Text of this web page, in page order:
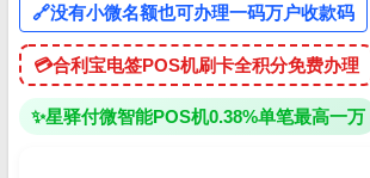
🔗没有小微名额也可办理一码万户收款码
💳合利宝电签POS机刷卡全积分免费办理
✨星驿付微智能POS机0.38%单笔最高一万